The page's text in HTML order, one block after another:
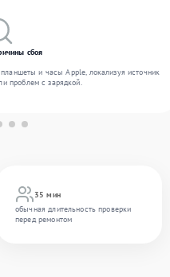
35 мин
обычная длительность проверки
перед ремонтом
сбоя
и часы Apple, локализуя источник
проблем с зарядкой.